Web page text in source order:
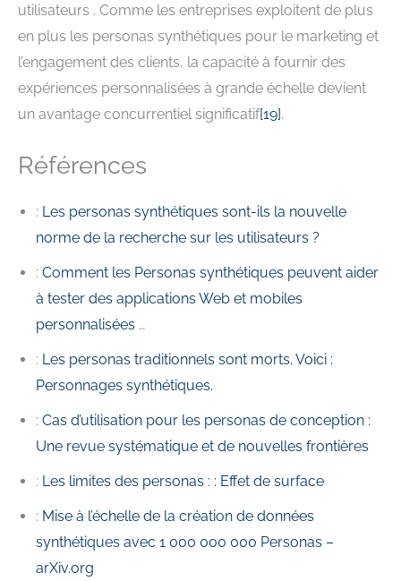
utilisateurs . Comme les entreprises exploitent de plus
en plus les personas synthétiques pour le marketing et
l’engagement des clients, la capacité à fournir des
expériences personnalisées à grande échelle devient
un avantage concurrentiel significatif[19].
Références
: Les personas synthétiques sont-ils la nouvelle
norme de la recherche sur les utilisateurs ?
: Comment les Personas synthétiques peuvent aider
à tester des applications Web et mobiles
personnalisées …
: Les personas traditionnels sont morts. Voici :
Personnages synthétiques.
: Cas d’utilisation pour les personas de conception :
Une revue systématique et de nouvelles frontières
: Les limites des personas : : Effet de surface
: Mise à l’échelle de la création de données
synthétiques avec 1 000 000 000 Personas –
arXiv.org